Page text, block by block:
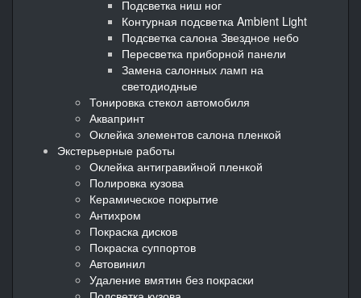
Подсветка ниш ног
Контурная подсветка Ambient Light
Подсветка салона Звездное небо
Пересветка приборной панели
Замена салонных ламп на
светодиодные
Тонировка стекол автомобиля
Аквапринт
Оклейка элементов салона пленкой
Экстерьерные работы
Оклейка антигравийной пленкой
Полировка кузова
Керамическое покрытие
Антихром
Покраска дисков
Покраска суппортов
Автовинил
Удаление вмятин без покраски